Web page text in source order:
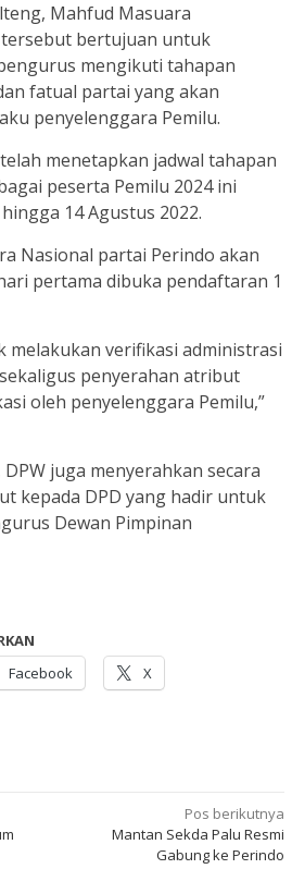
Mahfud Masuara
bertujuan untuk
mengikuti tahapan
fatual partai yang akan
penyelenggara Pemilu.
menetapkan jadwal tahapan
peserta Pemilu 2024 ini
14 Agustus 2022.
Nasional partai Perindo akan
pertama dibuka pendaftaran 1
melakukan verifikasi administrasi
penyerahan atribut
oleh penyelenggara Pemilu,”
juga menyerahkan secara
kepada DPD yang hadir untuk
Dewan Pimpinan
Facebook
X
Pos berikutnya
Mantan Sekda Palu Resmi
Gabung ke Perindo